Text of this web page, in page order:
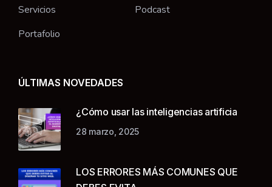
Servicios
Portafolio
Podcast
ÚLTIMAS NOVEDADES
¿Cómo usar las inteligencias artificia
28 marzo, 2025
LOS ERRORES MÁS COMUNES QUE